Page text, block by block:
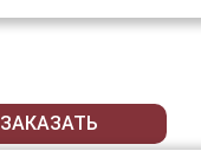
ЗАКАЗАТЬ